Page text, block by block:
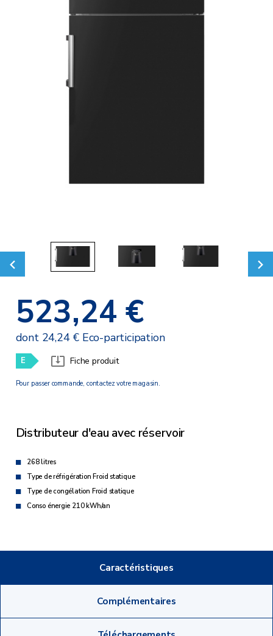
523,24 €
dont 24,24 € Eco-participation
E Fiche produit
Pour passer commande, contactez votre magasin.
Distributeur d'eau avec réservoir
268 litres
Type de réfrigération Froid statique
Type de congélation Froid statique
Conso énergie 210 kWh/an
Caractéristiques
Complémentaires